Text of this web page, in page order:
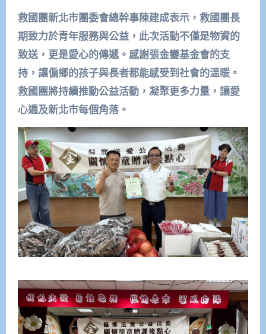
救國團新北市團委會總幹事陳建成表示，救國團長
期致力於青年服務與公益，此次活動不僅是物資的
致送，更是愛心的傳遞。感謝張金鑾基金會的支
持，讓偏鄉的孩子與長者都能感受到社會的溫暖。
救國團將持續推動公益活動，凝聚更多力量，讓愛
心遍及新北市每個角落。